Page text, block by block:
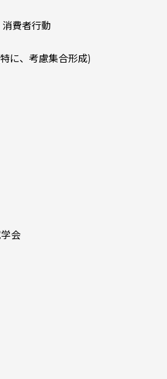
費者行動
に、考慮集合形成)
会